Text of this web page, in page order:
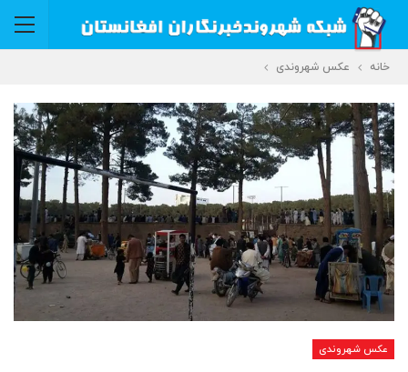
خانه عکس شهروندی
عکس شهروندی